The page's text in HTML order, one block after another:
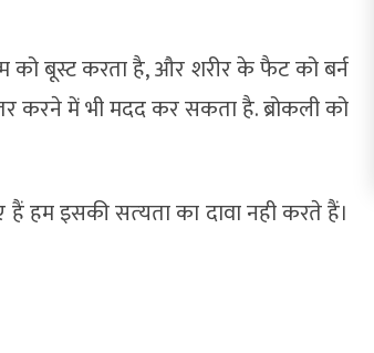
को बूस्ट करता है, और शरीर के फैट को बर्न
में भी मदद कर सकता है. ब्रोकली को
हैं हम इसकी सत्‍यता का दावा नही करते हैं।